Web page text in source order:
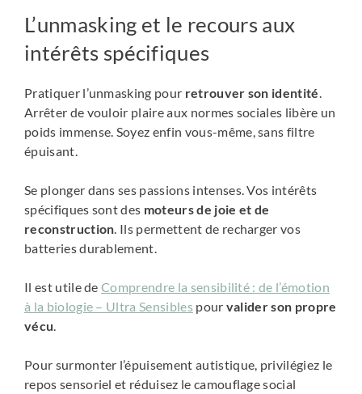
L’unmasking et le recours aux
intérêts spécifiques
Pratiquer l’unmasking pour retrouver son identité
Arrêter de vouloir plaire aux normes sociales libère un
poids immense. Soyez enfin vous-même, sans filtre
épuisant.
Se plonger dans ses passions intenses. Vos intérêts
spécifiques sont des moteurs de joie et de
reconstruction . Ils permettent de recharger vos
batteries durablement.
Il est utile deComprendre la sensibilité : de l’émotion
à la biologie – Ultra Sensibles pour valider son propre
vécu
Pour surmonter l’épuisement autistique, privilégiez le
repos sensoriel et réduisez le camouflage social